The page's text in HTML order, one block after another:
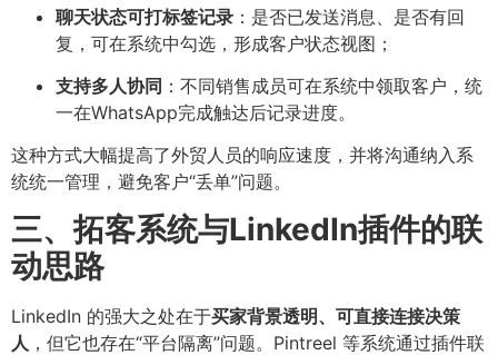
聊天状态可打标签记录 ：是否已发送消息、是否有回
复，可在系统中勾选，形成客户状态视图；
支持多人协同 ：不同销售成员可在系统中领取客户，统
一在WhatsApp完成触达后记录进度。
这种方式大幅提高了外贸人员的响应速度，并将沟通纳入系
统统一管理，避免客户“丢单”问题。
三、拓客系统与LinkedIn插件的联
动思路
LinkedIn 的强大之处在于买家背景透明、可直接连接决策
人 ，但它也存在“平台隔离”问题。Pintreel 等系统通过插件联